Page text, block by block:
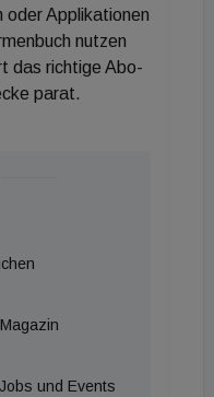
Unternehmen
verstärkte
Neben KI
Datenanalyse und
stehen
und neue
oder Applikationen
nutzen
das richtige Abo-
parat.
und Events